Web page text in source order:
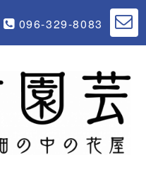
096-329-8083